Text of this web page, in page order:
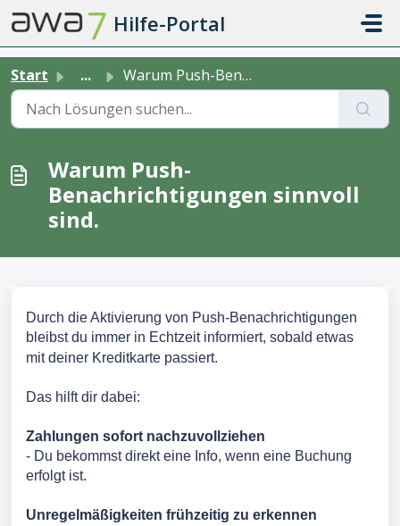
Zum hauptsächlichen Inhalt gehen
Hilfe-Portal
Start ... Warum Push-Benachrichtigungen sinnvoll sind.
Warum Push-
Benachrichtigungen sinnvoll
sind.
Durch die Aktivierung von Push-Benachrichtigungen
bleibst du immer in Echtzeit informiert, sobald etwas
mit deiner Kreditkarte passiert.
Das hilft dir dabei:
Zahlungen sofort nachzuvollziehen
- Du bekommst direkt eine Info, wenn eine Buchung
erfolgt ist.
Unregelmäßigkeiten frühzeitig zu erkennen